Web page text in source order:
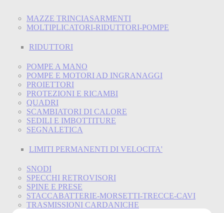
MAZZE TRINCIASARMENTI
MOLTIPLICATORI-RIDUTTORI-POMPE
RIDUTTORI
POMPE A MANO
POMPE E MOTORI AD INGRANAGGI
PROIETTORI
PROTEZIONI E RICAMBI
QUADRI
SCAMBIATORI DI CALORE
SEDILI E IMBOTTITURE
SEGNALETICA
LIMITI PERMANENTI DI VELOCITA'
SNODI
SPECCHI RETROVISORI
SPINE E PRESE
STACCABATTERIE-MORSETTI-TRECCE-CAVI
TRASMISSIONI CARDANICHE